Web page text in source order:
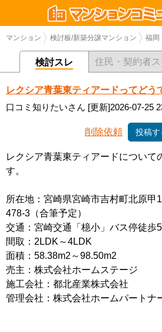
マンション 検討板/新築分譲マンション 福岡
検討スレ 住民・契約者ス
レクシア青葉東ティアードってどう
口コミ知りたいさん [更新]2026-07-25
削除依頼 投稿す
レクシア青葉東ティアードについて
す。
所在地：宮崎県宮崎市吉村町北原甲
478-3（合筆予定）
交通：宮崎交通「檍小」バス停徒歩
間取：2LDK～4LDK
面積：58.38m2～98.50m2
売主：株式会社ホームステージ
施工会社：都北産業株式会社
管理会社：株式会社ホームパートナ